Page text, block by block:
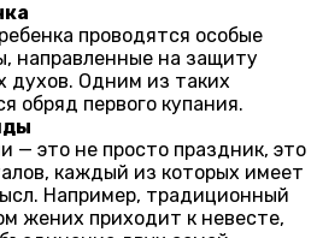
проводятся особые
направленные на защиту
духов. Одним из таких
обряд первого купания.
— это не просто праздник, это
каждый из которых имеет
Например, традиционный
жених приходит к невесте,